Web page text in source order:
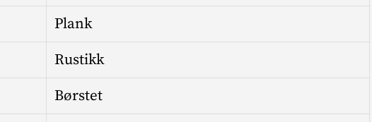
Plank
Rustikk
Børstet